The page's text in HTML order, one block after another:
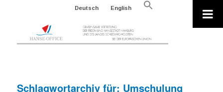
Deutsch English
Search
Schlagwortarchiv für: Umschulung